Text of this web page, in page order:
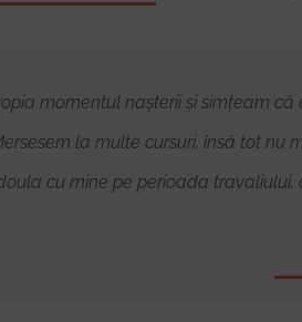
momentul nașterii și simțeam
la multe cursuri, însă tot
cu mine pe perioada travaliului,